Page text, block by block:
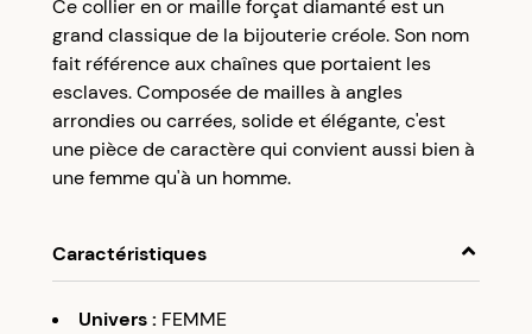
compte client et cumulez 5% de vos achats dans
votre cagnotte fidélité sans minimum d’achat.
Utilisez votre cagnotte de fidélité dès votre
prochaine commande à partir de 50€ d’achats.
Ce collier en or maille forçat diamanté est un
grand classique de la bijouterie créole. Son nom
fait référence aux chaînes que portaient les
esclaves. Composée de mailles à angles
arrondies ou carrées, solide et élégante, c'est
une pièce de caractère qui convient aussi bien à
une femme qu'à un homme.
Caractéristiques
Univers: FEMME